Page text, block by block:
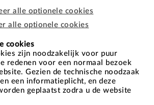
alle optionele cookies
alle optionele cookies
cookies
zijn noodzakelijk voor puur
redenen voor een normaal bezoek
Gezien de technische noodzaak
een informatieplicht, en deze
geplaatst zodra u de website